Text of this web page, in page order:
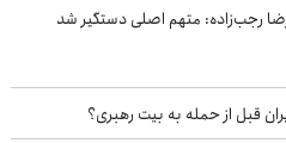
رجب‌زاده: متهم اصلی دستگیر شد